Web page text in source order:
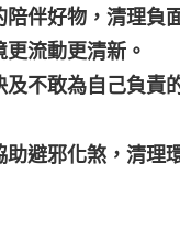
伴好物，清理負
流動更清新。
不敢為自己負責
避邪化煞，清理